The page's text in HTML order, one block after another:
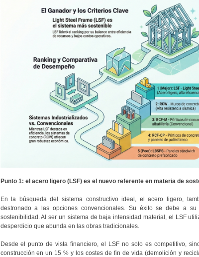
Punto 1: el acero ligero (LSF) es el nuevo referente en materia de
En la búsqueda del sistema constructivo ideal, el acero ligero,
destronado a las opciones convencionales. Su éxito se debe a
sostenibilidad. Al ser un sistema de baja intensidad material, el LSF
desperdicio que abunda en las obras tradicionales.
Desde el punto de vista financiero, el LSF no solo es competitivo,
construcción en un 15 % y los costes de fin de vida (demolición y